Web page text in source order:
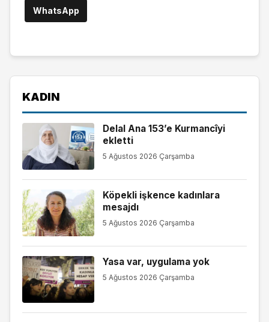
WhatsApp
KADIN
Delal Ana 153’e Kurmancîyi
ekletti
5 Ağustos 2026 Çarşamba
Köpekli işkence kadınlara
mesajdı
5 Ağustos 2026 Çarşamba
Yasa var, uygulama yok
5 Ağustos 2026 Çarşamba